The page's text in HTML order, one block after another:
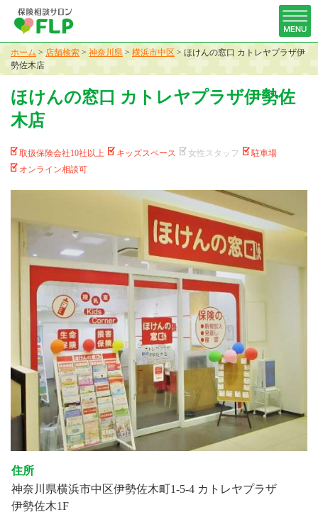
ホーム > 店舗検索 > 神奈川県 > 横浜市中区 > ほけんの窓口 カトレヤプラザ伊
勢佐木店
ほけんの窓口 カトレヤプラザ伊勢佐
木店
取扱保険会社10社以上 キッズスペース 女性スタッフ
駐車場
オンライン相談可
住所
神奈川県横浜市中区伊勢佐木町1-5-4 カトレヤプラザ
伊勢佐木1F